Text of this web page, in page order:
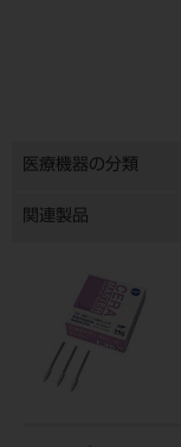
医療機器の分類
関連製品